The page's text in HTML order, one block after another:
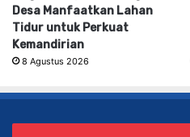
Desa Manfaatkan Lahan
Tidur untuk Perkuat
Kemandirian
8 Agustus 2026